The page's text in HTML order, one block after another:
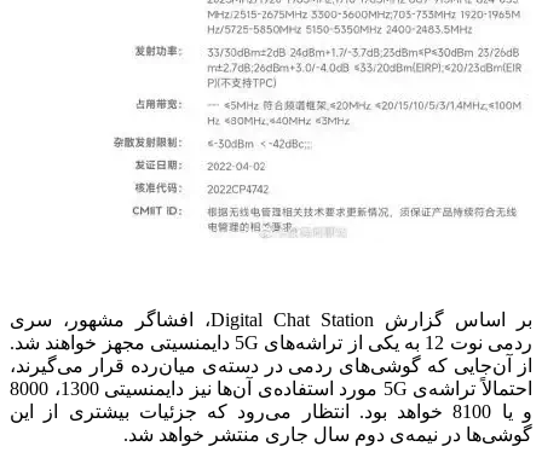
بر اساس گزارش Digital Chat Station، افشاگر مشهور، سری
ردمی نوت 12 به یکی از تراشه‌های 5G دایمنسیتی مجهز خواهند شد.
از آن‌جایی که گوشی‌های ردمی در دسته‌ی میان‌رده قرار می‌گیرند،
احتمالاً تراشه‌ی 5G مورد استفاده‌ی آن‌ها نیز دایمنسیتی 1300، 8000
و یا 8100 خواهد بود. انتظار می‌رود که جزئیات بیشتری از این
گوشی‌ها در نیمه‌ی دوم سال جاری منتشر خواهد شد.